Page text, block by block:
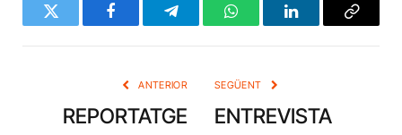
Twitter FacebookTelegramWhatsAppLinkedInCopy
ANTERIOR
REPORTATGE
SEGÜENT
ENTREVISTA